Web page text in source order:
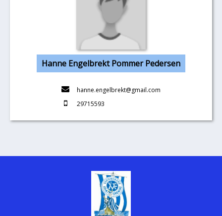
Hanne Engelbrekt Pommer Pedersen
hanne.engelbrekt@gmail.com
29715593